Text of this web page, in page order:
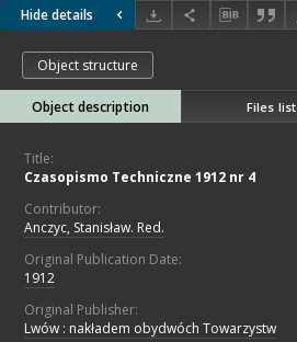
Hide details
Object structure
Object description Files list
Title:
Czasopismo Techniczne 1912 nr 4
Contributor:
Anczyc, Stanisław. Red.
Original Publication Date:
1912
Original Publisher:
Lwów : nakładem obydwóch Towarzystw